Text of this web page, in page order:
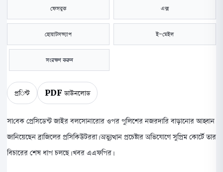
ফেসবুক এক্স
হোয়াটসঅ্যাপ ই-মেইল
সংরক্ষণ করুন
প্রিন্ট PDF ডাউনলোড
সাবেক প্রেসিডেন্ট জাইর বলসোনারোর ওপর পুলিশের নজরদারি বাড়ানোর আহ্বান
জানিয়েছেন ব্রাজিলের প্রসিকিউটররা। অভ্যুত্থান প্রচেষ্টার অভিযোগে সুপ্রিম কোর্টে তার
বিচারের শেষ ধাপ চলছে। খবর এএফপির।